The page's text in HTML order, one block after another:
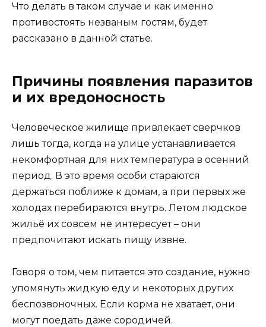
Что делать в таком случае и как именно
противостоять незваным гостям, будет
рассказано в данной статье.
Причины появления паразитов
и их вредоносность
Человеческое жилище привлекает сверчков
лишь тогда, когда на улице устанавливается
некомфортная для них температура в осенний
период. В это время особи стараются
держаться поближе к домам, а при первых же
холодах перебираются внутрь. Летом людское
жильё их совсем не интересует – они
предпочитают искать пищу извне.
Говоря о том, чем питается это создание, нужно
упомянуть жидкую еду и некоторых других
беспозвоночных. Если корма не хватает, они
могут поедать даже сородичей.